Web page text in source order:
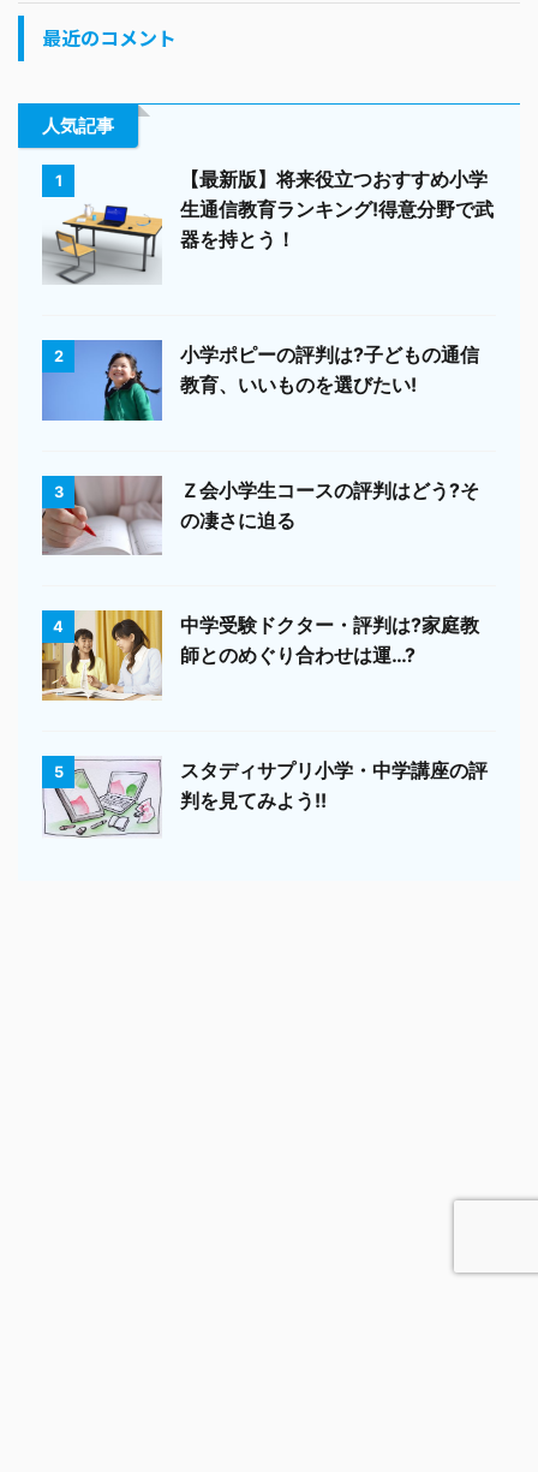
最近のコメント
人気記事
1
【最新版】将来役立つおすすめ小学
生通信教育ランキング!得意分野で武
器を持とう！
2
小学ポピーの評判は?子どもの通信
教育、いいものを選びたい!
3
Ｚ会小学生コースの評判はどう?そ
の凄さに迫る
4
中学受験ドクター・評判は?家庭教
師とのめぐり合わせは運…?
5
スタディサプリ小学・中学講座の評
判を見てみよう!!